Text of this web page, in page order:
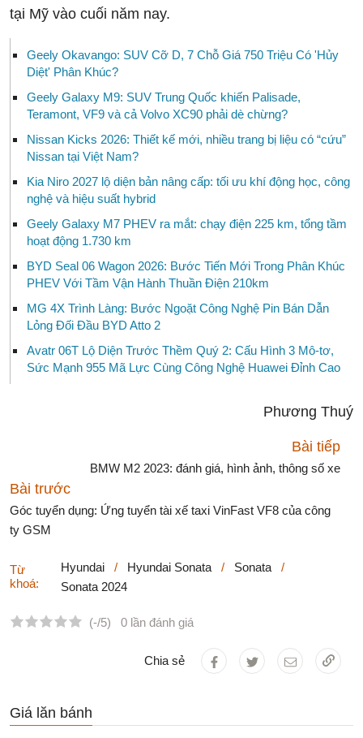
tại Mỹ vào cuối năm nay.
Geely Okavango: SUV Cỡ D, 7 Chỗ Giá 750 Triệu Có 'Hủy
Diệt' Phân Khúc?
Geely Galaxy M9: SUV Trung Quốc khiến Palisade,
Teramont, VF9 và cả Volvo XC90 phải dè chừng?
Nissan Kicks 2026: Thiết kế mới, nhiều trang bị liệu có “cứu”
Nissan tại Việt Nam?
Kia Niro 2027 lộ diện bản nâng cấp: tối ưu khí động học, công
nghệ và hiệu suất hybrid
Geely Galaxy M7 PHEV ra mắt: chạy điện 225 km, tổng tầm
hoạt động 1.730 km
BYD Seal 06 Wagon 2026: Bước Tiến Mới Trong Phân Khúc
PHEV Với Tầm Vận Hành Thuần Điện 210km
MG 4X Trình Làng: Bước Ngoặt Công Nghệ Pin Bán Dẫn
Lỏng Đối Đầu BYD Atto 2
Avatr 06T Lộ Diện Trước Thềm Quý 2: Cấu Hình 3 Mô-tơ,
Sức Mạnh 955 Mã Lực Cùng Công Nghệ Huawei Đỉnh Cao
Phương Thuý
Bài tiếp
BMW M2 2023: đánh giá, hình ảnh, thông số xe
Bài trước
Góc tuyển dụng: Ứng tuyển tài xế taxi VinFast VF8 của công
ty GSM
Từ
khoá:
Hyundai / Hyundai Sonata / Sonata
/
Sonata 2024
(-/5) 0 lần đánh giá
Chia sẻ
Giá lăn bánh